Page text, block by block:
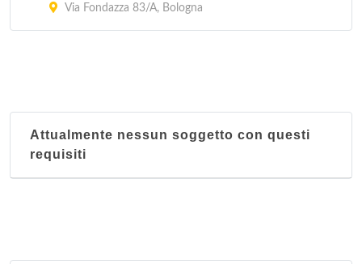
Via Fondazza 83/A, Bologna
Attualmente nessun soggetto con questi
requisiti